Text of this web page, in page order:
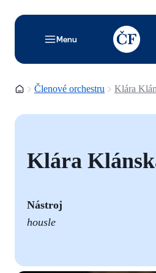
Menu
TODO:
Domovská stránka
Členové orchestru Klára
Klára
Nástroj
housle